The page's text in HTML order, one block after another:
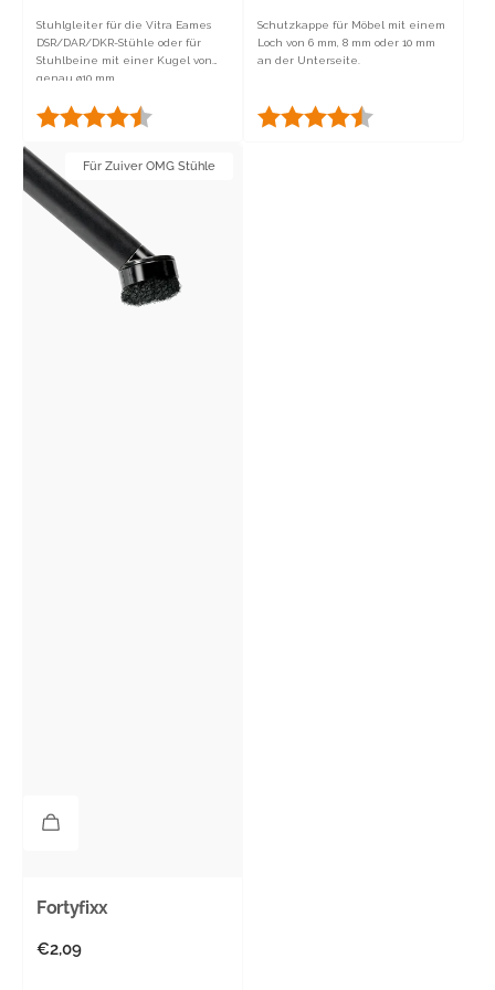
Stuhlgleiter für die Vitra Eames
DSR/DAR/DKR-Stühle oder für
Stuhlbeine mit einer Kugel von
genau ø10 mm.
Bewertung: 4.6 von 5 Sternen
Schutzkappe für Möbel mit einem
Loch von 6 mm, 8 mm oder 10 mm
an der Unterseite.
Bewertung:
Fortyfixx
Für Zuiver OMG Stühle
Fortyfixx
Normaler
€2,09